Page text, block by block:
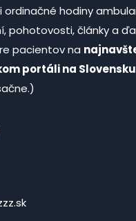
ordinačné hodiny
pohotovosti, články a
pacientov na
portáli na Slovensku